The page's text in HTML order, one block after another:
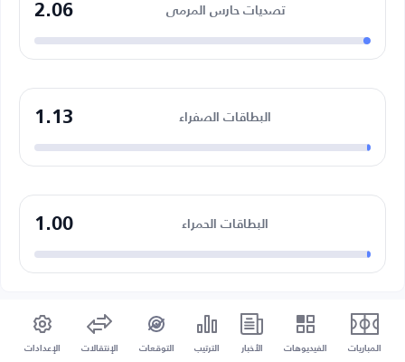
تصديات حارس المرمى 2.06
البطاقات الصفراء 1.13
البطاقات الحمراء 1.00
المباريات الفيديوهات الأخبار الترتيب التوقعات الإنتقالات الإعدادات